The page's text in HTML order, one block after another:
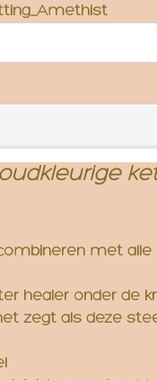
met alle
healer onder de
zegt als deze